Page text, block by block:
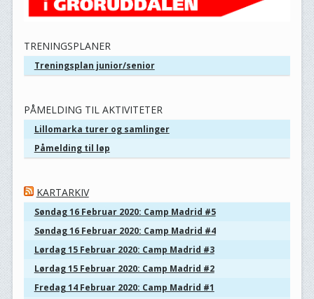
TRENINGSPLANER
Treningsplan junior/senior
PÅMELDING TIL AKTIVITETER
Lillomarka turer og samlinger
Påmelding til løp
KARTARKIV
Søndag 16 Februar 2020: Camp Madrid #5
Søndag 16 Februar 2020: Camp Madrid #4
Lørdag 15 Februar 2020: Camp Madrid #3
Lørdag 15 Februar 2020: Camp Madrid #2
Fredag 14 Februar 2020: Camp Madrid #1